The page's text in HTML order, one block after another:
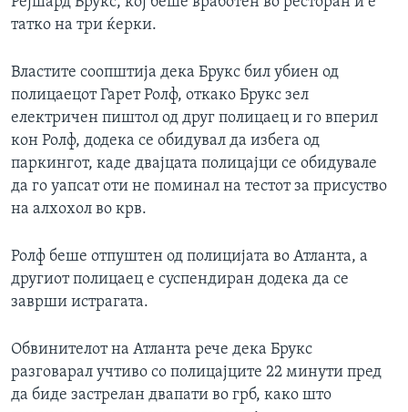
татко на три ќерки.
Властите соопштија дека Брукс бил убиен од
полицаецот Гарет Ролф, откако Брукс зел
електричен пиштол од друг полицаец и го вперил
кон Ролф, додека се обидувал да избега од
паркингот, каде двајцата полицајци се обидувале
да го уапсат оти не поминал на тестот за присуство
на алхохол во крв.
Ролф беше отпуштен од полицијата во Атланта, а
другиот полицаец е суспендиран додека да се
заврши истрагата.
Обвинителот на Атланта рече дека Брукс
разговарал учтиво со полицајците 22 минути пред
да биде застрелан двапати во грб, како што